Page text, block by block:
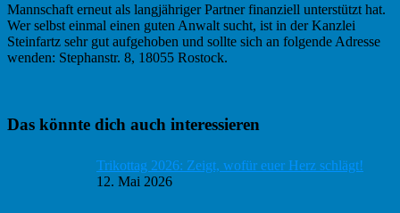
Mannschaft erneut als langjähriger Partner finanziell unterstützt hat.
Wer selbst einmal einen guten Anwalt sucht, ist in der Kanzlei
Steinfartz sehr gut aufgehoben und sollte sich an folgende Adresse
wenden: Stephanstr. 8, 18055 Rostock.
Haupt-
Das könnte dich auch interessieren
Trikottag 2026: Zeigt, wofür euer Herz schlägt!
12. Mai 2026